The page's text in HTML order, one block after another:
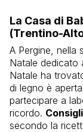
La Casa di
(Trentino-
A Pergine, nella
Natale dedicato
Natale ha
di legno è
partecipare a
ricordo.
secondo la